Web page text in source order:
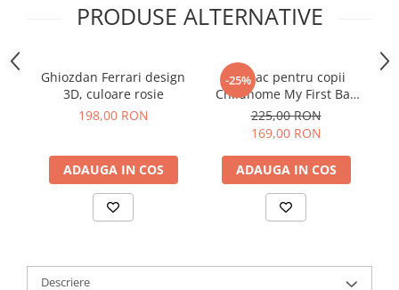
PRODUSE ALTERNATIVE
Ghiozdan Ferrari design
3D, culoare rosie
198,00 RON
ADAUGA IN COS
-25%
Rucsac pentru copii
Childhome My First Bag
Teddy Ecru - Resigilat
225,00 RON
169,00 RON
ADAUGA IN COS
Descriere